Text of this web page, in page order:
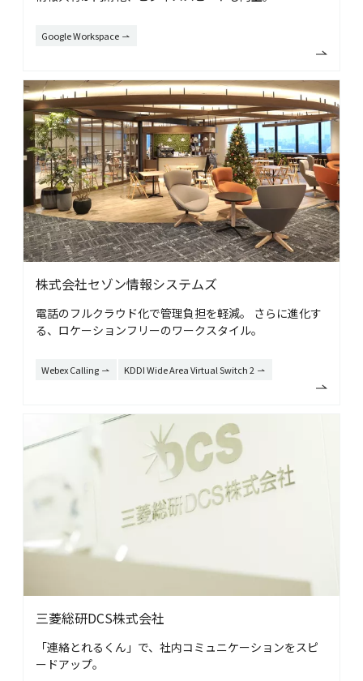
Google Workspace
株式会社セゾン情報システムズ
電話のフルクラウド化で管理負担を軽減。
さらに進化す
る、ロケーションフリーのワークスタイル。
Webex Calling KDDI Wide Area Virtual Switch 2
三菱総研DCS株式会社
「連絡とれるくん」で、社内コミュニケーションをスピ
ードアップ。